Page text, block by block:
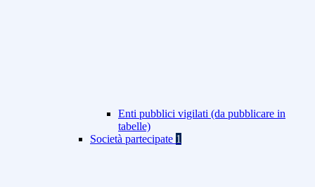
Enti pubblici vigilati (da pubblicare in
tabelle)
Società partecipate 1